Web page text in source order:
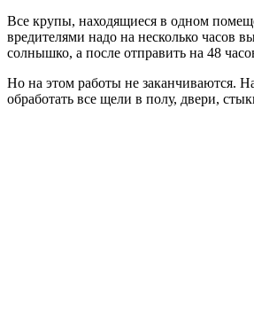
Все крупы, находящиеся в одном
вредителями надо на несколько часов
солнышко, а после отправить на 48
Но на этом работы не заканчиваются.
обработать все щели в полу, двери,